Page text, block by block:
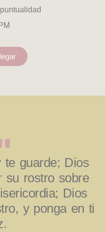
te guarde; Dios
su rostro sobre
Dios
y ponga en ti